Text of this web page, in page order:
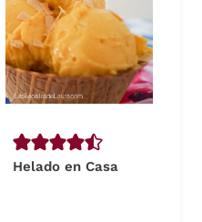
Helado en Casa